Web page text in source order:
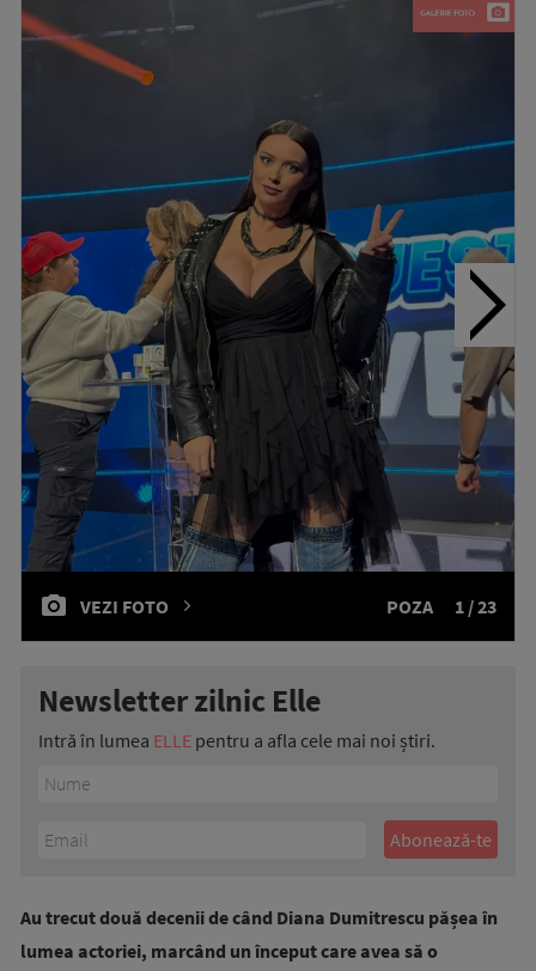
VEZI FOTO POZA 1 / 23
Newsletter zilnic Elle
Intră în lumea ELLE pentru a afla cele mai noi știri.
Au trecut două decenii de când Diana Dumitrescu pășea în
lumea actoriei, marcând un început care avea să o